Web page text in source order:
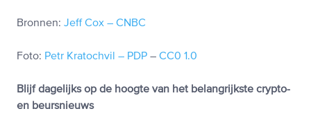
Bronnen: Jeff Cox – CNBC
Foto: Petr Kratochvil – PDP – CC0 1.0
Blijf dagelijks op de hoogte van het belangrijkste crypto-
en beursnieuws